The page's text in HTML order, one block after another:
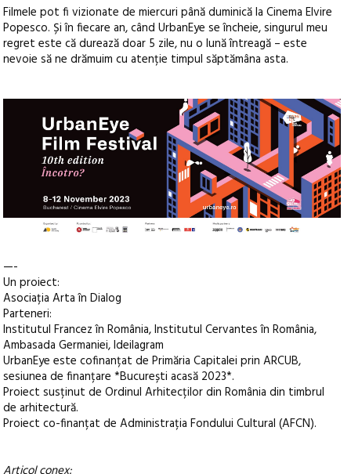
Filmele pot fi vizionate de miercuri până duminică la Cinema Elvire
Popesco. Și în fiecare an, când UrbanEye se încheie, singurul meu
regret este că durează doar 5 zile, nu o lună întreagă – este
nevoie să ne drămuim cu atenție timpul săptămâna asta.
—-
Un proiect:
Asociația Arta în Dialog
Parteneri:
Institutul Francez în România, Institutul Cervantes în România,
Ambasada Germaniei, Ideilagram
UrbanEye este cofinanțat de Primăria Capitalei prin ARCUB,
sesiunea de finanțare *București acasă 2023*.
Proiect susținut de Ordinul Arhitecților din România din timbrul
de arhitectură.
Proiect co-finanțat de Administrația Fondului Cultural (AFCN).